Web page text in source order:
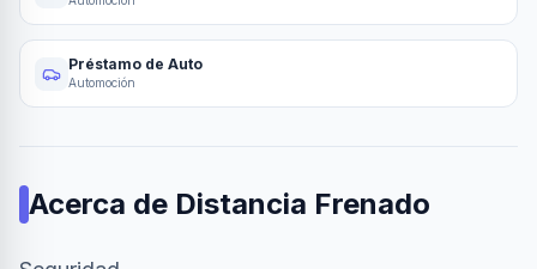
Préstamo de Auto
Automoción
Acerca de Distancia Frenado